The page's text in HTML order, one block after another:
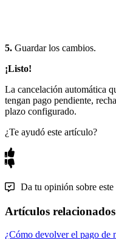
5. Guardar los cambios.
¡Listo!
La cancelación automática
tengan pago pendiente,
plazo configurado.
¿Te ayudó este artículo?
Da tu opinión sobre
Artículos relacionados
¿Cómo devolver el pago de